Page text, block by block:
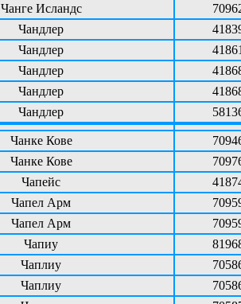
Чанге Исландс
Чандлер
Чандлер
Чандлер
Чандлер
Чандлер
Чанке Кове
Чанке Кове
Чапейс
Чапел Арм
Чапел Арм
Чапиу
Чаплиу
Чаплиу